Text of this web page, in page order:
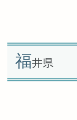
福井県